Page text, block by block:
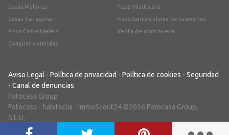
Casas Mallorca
Casas Tarragona
Pisos Castelldefels
Comprar viviendas
Pisos Viladecans
Pisos Santa Coloma de Gramenet
Venta de obra nueva
Aviso Legal - Política de privacidad - Política de cookies - Seguridad
- Canal de denuncias
Fotocasa Group
Fotocasa - habitaclia - ImmoScout24 ©2026 Fotocasa Group,
S.L.U.